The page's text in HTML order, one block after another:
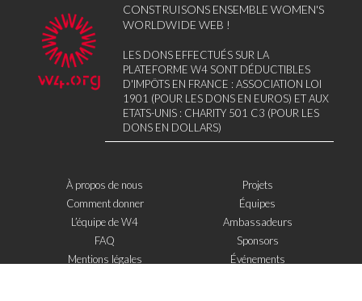
CONSTRUISONS ENSEMBLE WOMEN'S
WORLDWIDE WEB !
LES DONS EFFECTUÉS SUR LA
PLATEFORME W4 SONT DÉDUCTIBLES
D'IMPÔTS EN FRANCE : ASSOCIATION LOI
1901 (POUR LES DONS EN EUROS) ET AUX
ETATS-UNIS : CHARITY 501 C3 (POUR LES
DONS EN DOLLARS)
À propos de nous
Comment donner
L’équipe de W4
FAQ
Mentions légales
Projets
Équipes
Ambassadeurs
Sponsors
Événements